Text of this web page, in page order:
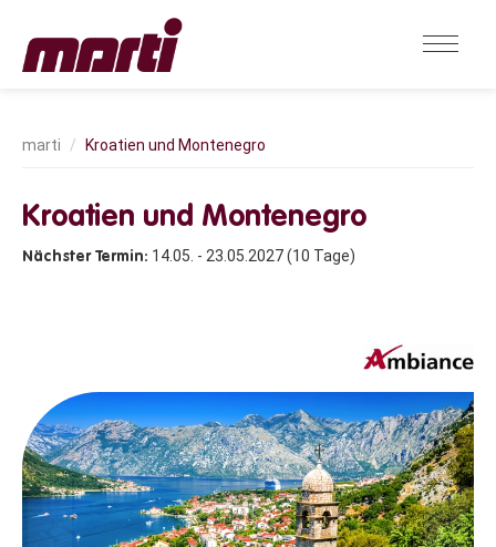
Kroatien und Montenegro
Kroatien und Montenegro
14.05. - 23.05.2027 (10 Tage)